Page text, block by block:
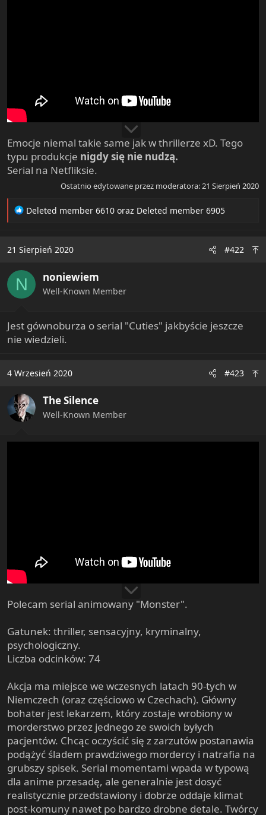
Emocje niemal takie same jak w thrillerze xD. Tego
typu produkcje nigdy się nie nudzą.
Serial na Netfliksie.
Ostatnio edytowane przez moderatora:21 Sierpień 2020
R
t
o
n
s
Deleted member 6610 oraz Deleted member 6905
21 Sierpień 2020 #422
N noniewiem
Well-Known Member
Jest gównoburza o serial "Cuties" jakbyście jeszcze
nie wiedzieli.
4 Wrzesień 2020 #423
The Silence
Well-Known Member
Polecam serial animowany "Monster".
Gatunek: thriller, sensacyjny, kryminalny,
psychologiczny.
Liczba odcinków: 74
Akcja ma miejsce we wczesnych latach 90-tych w
Niemczech (oraz częściowo w Czechach). Główny
bohater jest lekarzem, który zostaje wrobiony w
morderstwo przez jednego ze swoich byłych
pacjentów. Chcąc oczyścić się z zarzutów postanawia
podążyć śladem prawdziwego mordercy i natrafia na
grubszy spisek. Serial momentami wpada w typową
dla anime przesadę, ale generalnie jest dosyć
realistycznie przedstawiony i dobrze oddaje klimat
post-komuny nawet po bardzo drobne detale. Twórcy